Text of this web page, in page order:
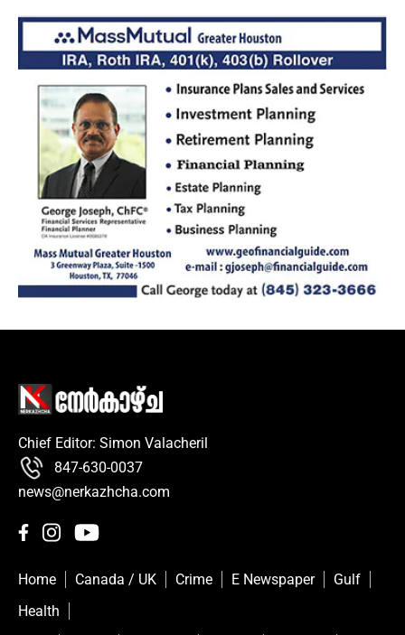
Chief Editor: Simon Valacheril
847-630-0037
news@nerkazhcha.com
Home Canada / UK Crime E Newspaper
Gulf
Health